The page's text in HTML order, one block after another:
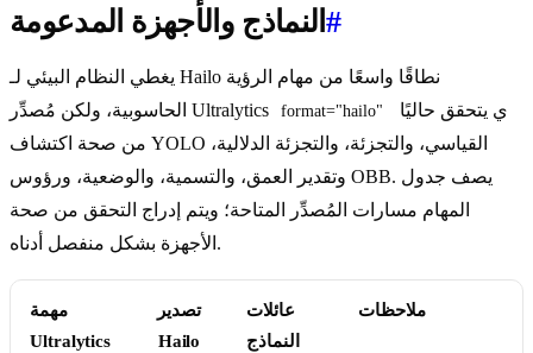
النماذج والأجهزة المدعومة #
يغطي النظام البيئي لـ Hailo نطاقًا واسعًا من مهام الرؤية
الحاسوبية، ولكن مُصدِّر Ultralytics
format="hailo"
من صحة اكتشاف YOLO القياسي، والتجزئة، والتجزئة الدلالية،
وتقدير العمق، والتسمية، والوضعية، ورؤوس OBB. يصف جدول
المهام مسارات المُصدِّر المتاحة؛ ويتم إدراج التحقق من صحة
الأجهزة بشكل منفصل أدناه.
مهمة
Ultralytics
تصدير
Hailo
عائلات
النماذج
ملاحظات